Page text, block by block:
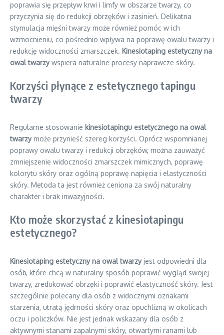
poprawia się przepływ krwi i limfy w obszarze twarzy, co
przyczynia się do redukcji obrzęków i zasinień. Delikatna
stymulacja mięśni twarzy może również pomóc w ich
wzmocnieniu, co pośrednio wpływa na poprawę owalu twarzy i
redukcję widoczności zmarszczek. Kinesiotaping estetyczny na
owal twarzywspiera naturalne procesy naprawcze skóry.
Korzyści płynące z estetycznego tapingu
twarzy
Regularne stosowanie kinesiotapingu estetycznego na owal
twarzymoże przynieść szereg korzyści. Oprócz wspomnianej
poprawy owalu twarzy i redukcji obrzęków, można zauważyć
zmniejszenie widoczności zmarszczek mimicznych, poprawę
kolorytu skóry oraz ogólną poprawę napięcia i elastyczności
skóry. Metoda ta jest również ceniona za swój naturalny
charakter i brak inwazyjności.
Kto może skorzystać z kinesiotapingu
estetycznego?
Kinesiotaping estetyczny na owal twarzyjest odpowiedni dla
osób, które chcą w naturalny sposób poprawić wygląd swojej
twarzy, zredukować obrzęki i poprawić elastyczność skóry. Jest
szczególnie polecany dla osób z widocznymi oznakami
starzenia, utratą jędrności skóry oraz opuchlizną w okolicach
oczu i policzków. Nie jest jednak wskazany dla osób z
aktywnymi stanami zapalnymi skóry, otwartymi ranami lub